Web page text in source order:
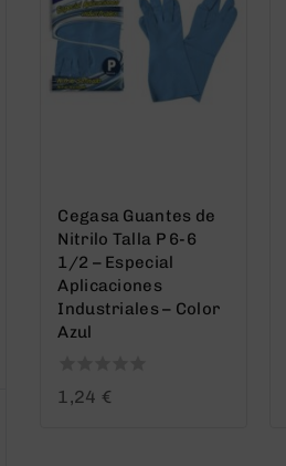
Cegasa Guantes de
Nitrilo Talla P 6-6
1/2 – Especial
Aplicaciones
Industriales – Color
Azul
0
1,24 €